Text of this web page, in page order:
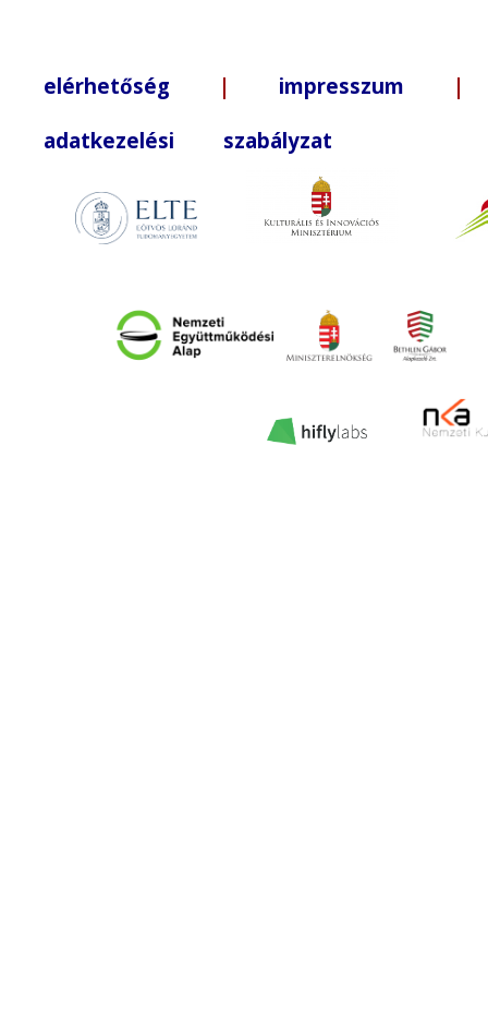
elérhetőség | impresszum |
adatkezelési szabályzat